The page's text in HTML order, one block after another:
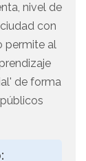
nivel de
con
permite al
de forma